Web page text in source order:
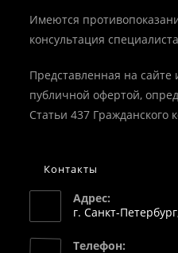
Имеются
консультация
Представленная на
публичной офертой,
Статьи 437 Гражданского
Контакты
Адрес:
г. Санкт-
Телефон: